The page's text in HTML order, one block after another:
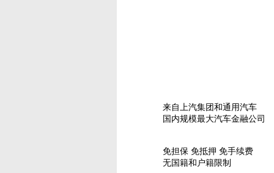
来自上汽集团和通用汽车
国内规模最大汽车金融公司
免担保 免抵押 免手续费
无国籍和户籍限制